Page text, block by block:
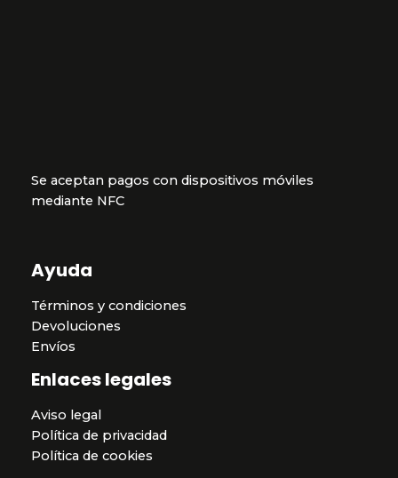
Se aceptan pagos con dispositivos móviles
mediante NFC
Ayuda
Términos y condiciones
Devoluciones
Envíos
Enlaces legales
Aviso legal
Política de privacidad
Política de cookies